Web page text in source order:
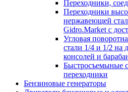
Переходники,
Переходники
нержавеющей
Gidro.Market с
Угловая
стали 1/4 и 1/2 на
консолей и
Быстросъемыные
переходники
Бензиновые генераторы